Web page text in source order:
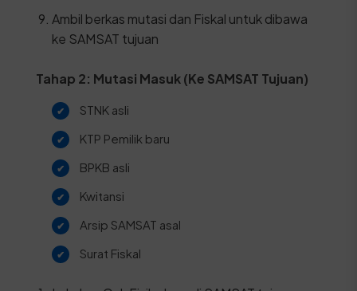
Ambil berkas mutasi dan Fiskal untuk dibawa
ke SAMSAT tujuan
Tahap 2: Mutasi Masuk (Ke SAMSAT Tujuan)
STNK asli
KTP Pemilik baru
BPKB asli
Kwitansi
Arsip SAMSAT asal
Surat Fiskal